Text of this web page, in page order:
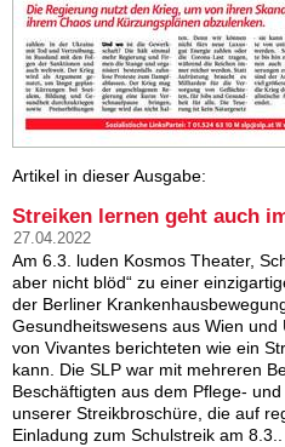
Artikel in dieser Ausgabe:
Streiken lernen geht auch
27.04.2022
Am 6.3. luden Kosmos Theater,
aber nicht blöd“ zu einer
der Berliner
Gesundheitswesens aus Wien und
von Vivantes berichteten wie ein
kann. Die SLP war mit mehreren
Beschäftigten aus dem Pflege-
unserer Streikbroschüre, die auf
Einladung zum Schulstreik am 8.3..